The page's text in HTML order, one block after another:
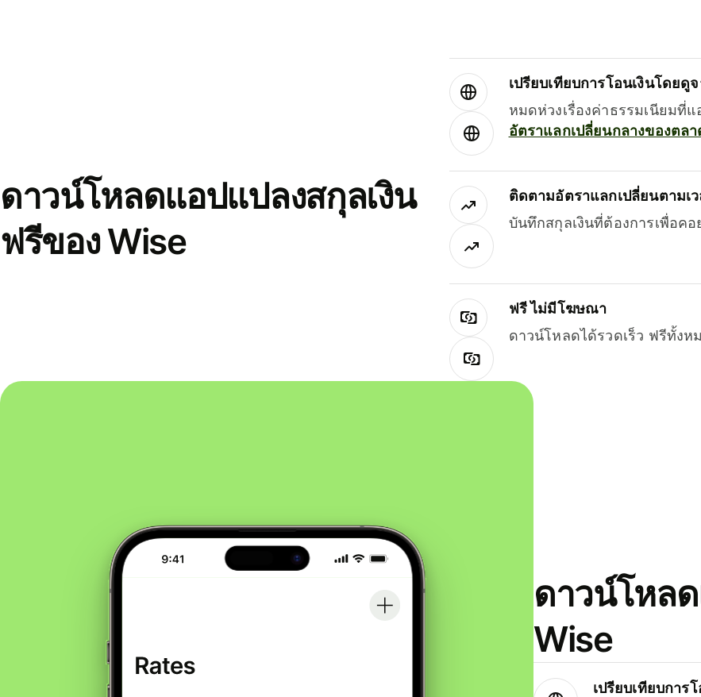
ดาวน์โหลดแอปแปลงสกุลเงิน
ฟรีของ Wise
เปรียบเทียบการโอนเงินโดยดู
หมดห่วงเรื่องค่าธรรมเนียมที่
อัตราแลกเปลี่ยนกลางของตลา
ติดตามอัตราแลกเปลี่ยนตามเว
บันทึกสกุลเงินที่ต้องการเพื่อค
ฟรี ไม่มีโฆษณา
ดาวน์โหลดได้รวดเร็ว ฟรีทั้ง
ดาวน์โหล
Wise
เปรียบเทียบการ